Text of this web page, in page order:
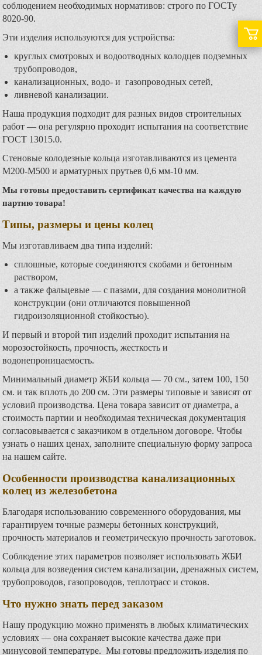
соблюдением необходимых нормативов: строго по ГОСТу
8020-90.
Эти изделия используются для устройства:
круглых смотровых и водоотводных колодцев подземных
трубопроводов,
канализационных, водо- и газопроводных сетей,
ливневой канализации.
Наша продукция подходит для разных видов строительных
работ — она регулярно проходит испытания на соответствие
ГОСТ 13015.0.
Стеновые колодезные кольца изготавливаются из цемента
М200-М500 и арматурных прутьев 0,6 мм-10 мм.
Мы готовы предоставить сертификат качества на каждую
партию товара!
Типы, размеры и цены колец
Мы изготавливаем два типа изделий:
сплошные, которые соединяются скобами и бетонным
раствором,
а также фальцевые — с пазами, для создания монолитной
конструкции (они отличаются повышенной
гидроизоляционной стойкостью).
И первый и второй тип изделий проходит испытания на
морозостойкость, прочность, жесткость и
водонепроницаемость.
Минимальный диаметр ЖБИ кольца — 70 см., затем 100, 150
см. и так вплоть до 200 см. Эти размеры типовые и зависят от
условий производства. Цена товара зависит от диаметра, а
стоимость партии и необходимая техническая документация
согласовывается с заказчиком в отдельном договоре. Чтобы
узнать о наших ценах, заполните специальную форму запроса
на нашем сайте.
Особенности производства канализационных
колец из железобетона
Благодаря использованию современного оборудования, мы
гарантируем точные размеры бетонных конструкций,
прочность материалов и геометрическую прочность заготовок.
Соблюдение этих параметров позволяет использовать ЖБИ
кольца для возведения систем канализации, дренажных систем,
трубопроводов, газопроводов, теплотрасс и стоков.
Что нужно знать перед заказом
Нашу продукцию можно применять в любых климатических
условиях — она сохраняет высокие качества даже при
минусовой температуре. Мы готовы предложить изделия по